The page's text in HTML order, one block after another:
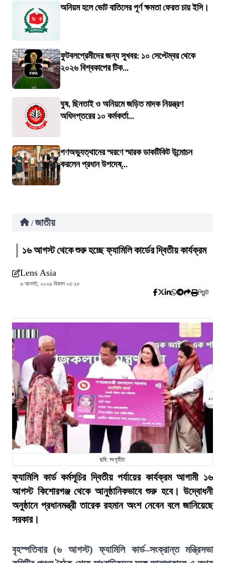
অনিয়ম হলে ভোট বাতিলের পূর্ণ ক্ষমতা ফেরত চায় ইসি।
ফুটবলপ্রেমীদের জন্য সুখবর: ১০ সেপ্টেম্বর থেকে
২০২৬ বিশ্বকাপের টিক...
ঘুষ, ছিনতাই ও অনিয়মে জড়িত মাদক নিয়ন্ত্রণ
অধিদপ্তরের ১০ কর্মকর্তা...
গণঅভ্যুত্থানের স্মরণে স্মারক ডাকটিকিট উন্মোচন
করলেন প্রধান উপদেষ্...
/ জাতীয়
১৬ আগস্ট থেকে শুরু হচ্ছে ফ্যামিলি কার্ডের দ্বিতীয় কার্যক্রম
Lens Asia
৬ আগস্ট, ২০২৬ বিকাল ০৫:২৮
প্রিন্ট
ছবি: সংগৃহীত
ফ্যামিলি কার্ড কর্মসূচির দ্বিতীয় পর্যায়ের কার্যক্রম আগামী ১৬
আগস্ট কিশোরগঞ্জ থেকে আনুষ্ঠানিকভাবে শুরু হবে। উদ্বোধনী
অনুষ্ঠানে প্রধানমন্ত্রী তারেক রহমান অংশ নেবেন বলে জানিয়েছে
সরকার।
বৃহস্পতিবার (৬ আগস্ট) ফ্যামিলি কার্ড–সংক্রান্ত মন্ত্রিসভা